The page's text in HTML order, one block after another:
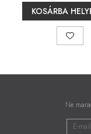
KOSÁRBA
Ne